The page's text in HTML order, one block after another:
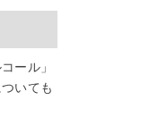
ール」
いても